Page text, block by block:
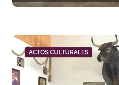
ACTOS CULTURALES